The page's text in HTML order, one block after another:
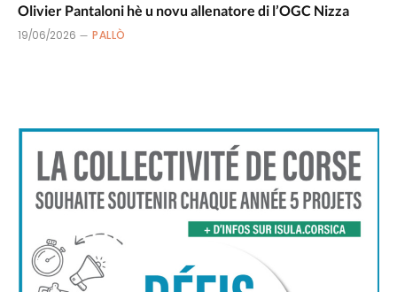
Olivier Pantaloni hè u novu allenatore di l’OGC Nizza
19/06/2026 PALLÒ